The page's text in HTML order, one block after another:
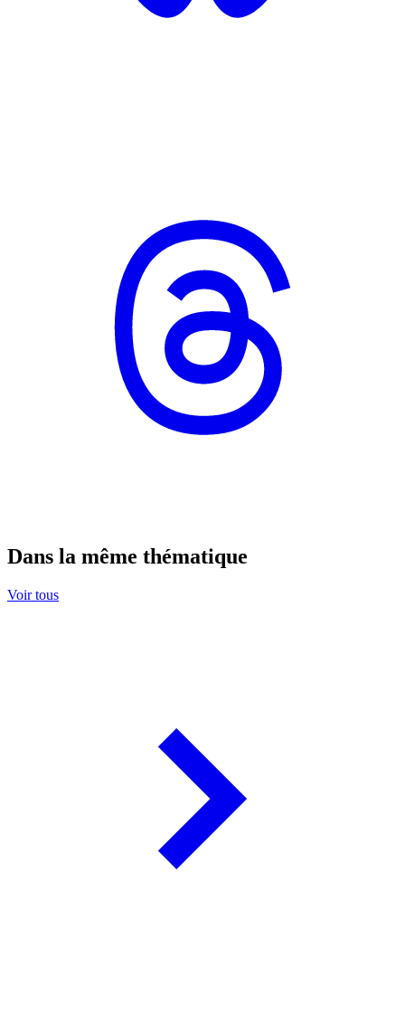
Dans la même thématique
Voir tous